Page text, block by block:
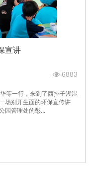
宣讲
6883
等一行，来到了西排子湖湿
场别开生面的环保宣传讲
园管理处的彭...